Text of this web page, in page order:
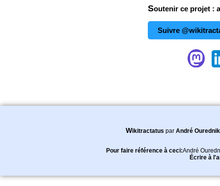
Soutenir ce projet :
Suivre
Wikitractatus par André Ourednik
Pour faire référence à ceci:André
Écrire à